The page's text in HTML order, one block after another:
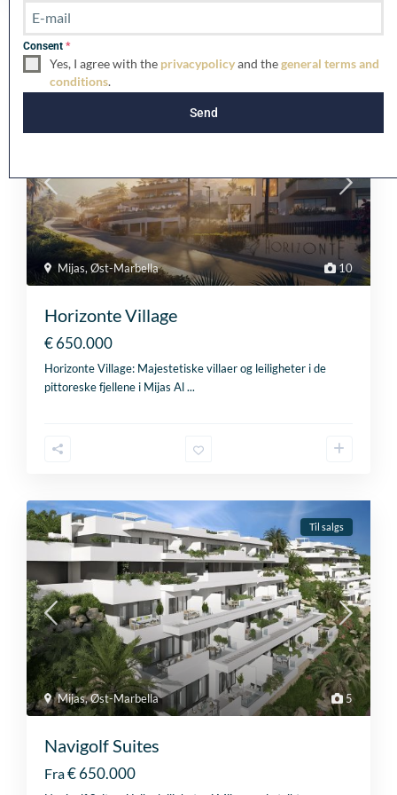
Vergelijkbare vermeldingen
10
Mijas,Øst-Marbella
Horizonte Village
€ 650.000
Horizonte Village: Majestetiske villaer og leiligheter i de
pittoreske fjellene i Mijas Al...
5
Mijas,Øst-Marbella
Til salgs
Navigolf Suites
Fra€ 650.000
i
t
e
d
K
o
m
+
4
4
Consent *
Yes, I agree with the privacypolicyand thegeneral terms and
conditions.
Send